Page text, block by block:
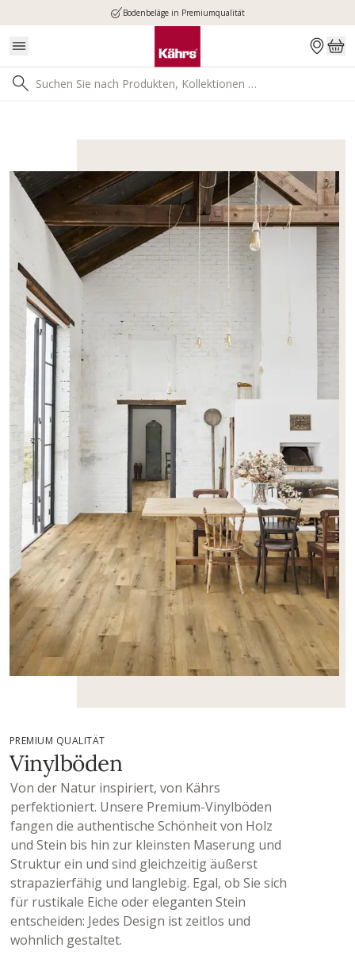
Bodenbeläge in Premiumqualität
PREMIUM QUALITÄT
Vinylböden
Von der Natur inspiriert, von Kährs
perfektioniert. Unsere Premium-Vinylböden
fangen die authentische Schönheit von Holz
und Stein bis hin zur kleinsten Maserung und
Struktur ein und sind gleichzeitig äußerst
strapazierfähig und langlebig. Egal, ob Sie sich
für rustikale Eiche oder eleganten Stein
entscheiden: Jedes Design ist zeitlos und
wohnlich gestaltet.